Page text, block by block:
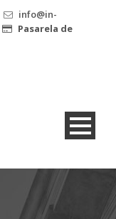
info@in-
Pasarela de